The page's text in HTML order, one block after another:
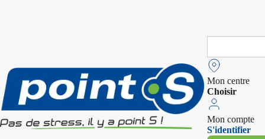
Search
Mon centre
Choisir
Mon compte
S'identifier